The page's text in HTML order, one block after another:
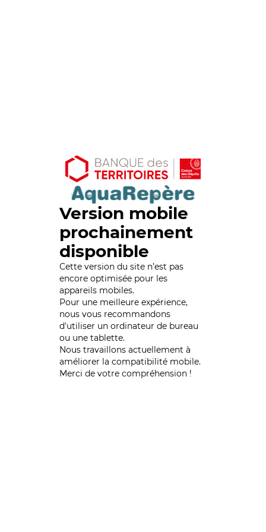
Version mobile
prochainement
disponible
Cette version du site n’est pas
encore optimisée pour les
appareils mobiles.
Pour une meilleure expérience,
nous vous recommandons
d'utiliser un ordinateur de bureau
ou une tablette.
Nous travaillons actuellement à
améliorer la compatibilité mobile.
Merci de votre compréhension !